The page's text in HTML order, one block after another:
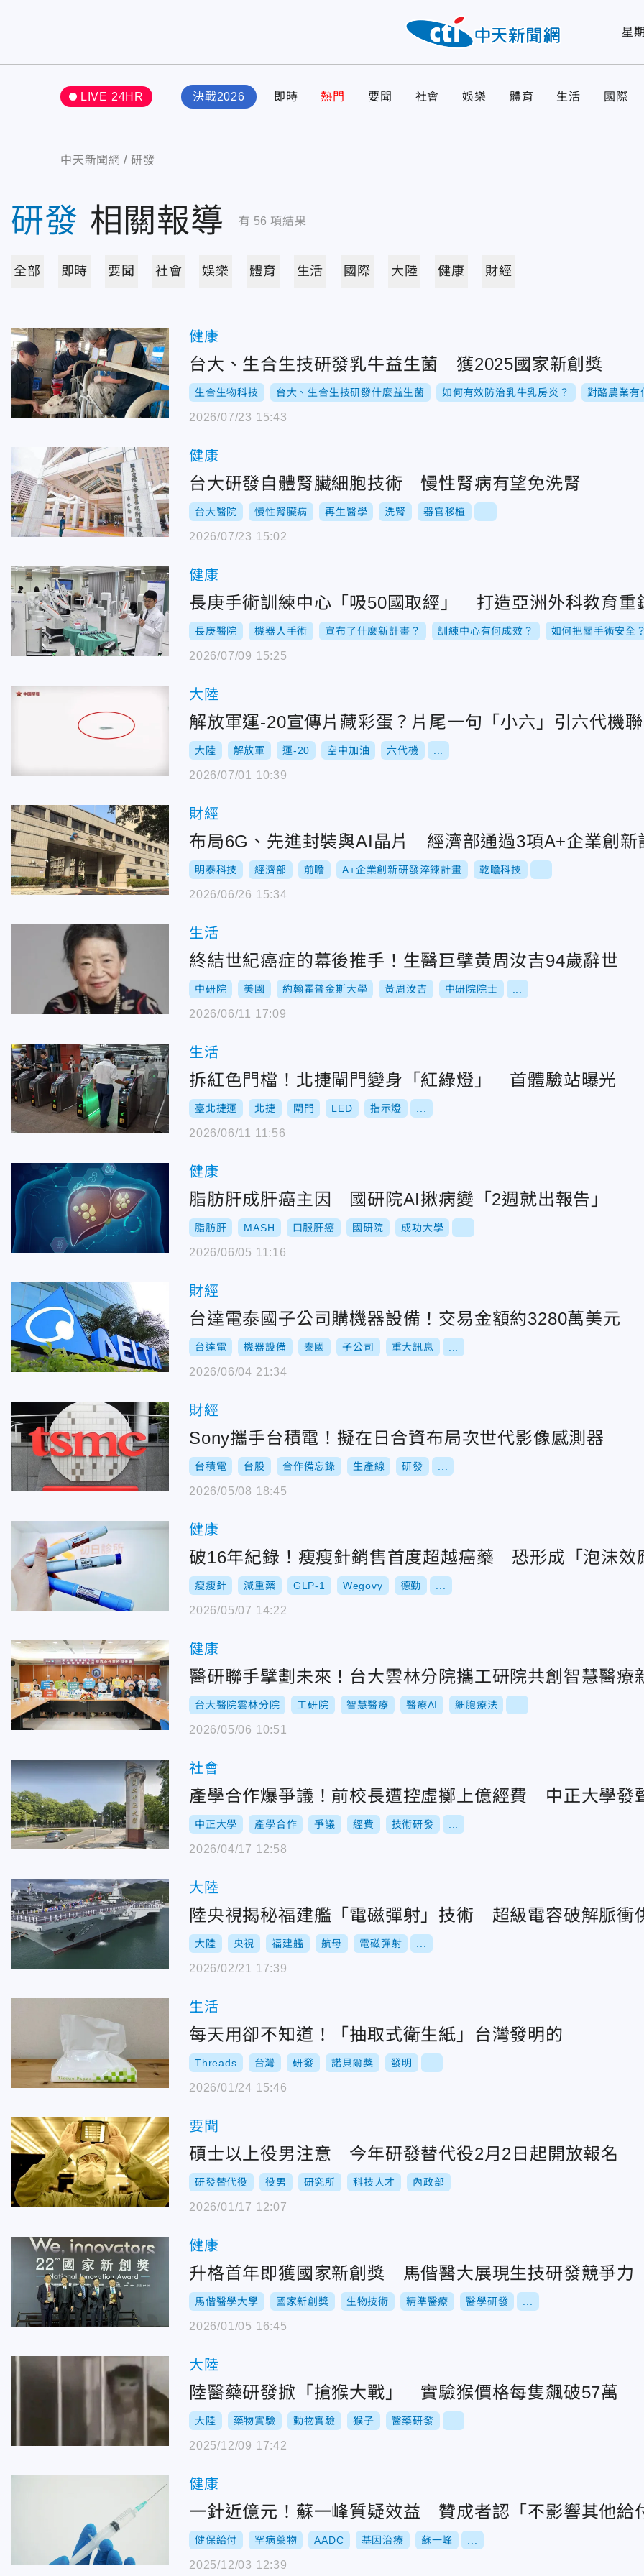
星
LIVE 24HR 決戰2026 即時 熱門 要聞 社會 娛樂 體育 生活 國際
中天新聞網 研發
研發 相關報導 有 56 項結果
全部 即時 要聞 社會 娛樂 體育 生活 國際 大陸 健康 財經
健康
台大、生合生技研發乳牛益生菌 獲2025國家新創獎
生合生物科技 台大、生合生技研發什麼益生菌 如何有效防治乳牛乳房炎？ 對酪農業有
2026/07/23 15:43
健康
台大研發自體腎臟細胞技術 慢性腎病有望免洗腎
台大醫院 慢性腎臟病 再生醫學 洗腎 器官移植
2026/07/23 15:02
健康
長庚手術訓練中心「吸50國取經」 打造亞洲外科教育重
長庚醫院 機器人手術 宣布了什麼新計畫？ 訓練中心有何成效？ 如何把關手術安全
2026/07/09 15:25
大陸
解放軍運-20宣傳片藏彩蛋？片尾一句「小六」引六代機
大陸 解放軍 運-20 空中加油 六代機
2026/07/01 10:39
財經
布局6G、先進封裝與AI晶片 經濟部通過3項A+企業創新
明泰科技 經濟部 前瞻 A+企業創新研發淬鍊計畫 乾瞻科技
2026/06/26 15:34
生活
終結世紀癌症的幕後推手！生醫巨擘黃周汝吉94歲辭世
中研院 美國 約翰霍普金斯大學 黃周汝吉 中研院院士
2026/06/11 17:09
生活
拆紅色門檔！北捷閘門變身「紅綠燈」 首體驗站曝光
臺北捷運 北捷 閘門 LED 指示燈
2026/06/11 11:56
健康
脂肪肝成肝癌主因 國研院AI揪病變「2週就出報告」
脂肪肝 MASH 口服肝癌 國研院 成功大學
2026/06/05 11:16
財經
台達電泰國子公司購機器設備！交易金額約3280萬美元
台達電 機器設備 泰國 子公司 重大訊息
2026/06/04 21:34
財經
Sony攜手台積電！擬在日合資布局次世代影像感測器
台積電 台股 合作備忘錄 生產線 研發
2026/05/08 18:45
健康
破16年紀錄！瘦瘦針銷售首度超越癌藥 恐形成「泡沫效
瘦瘦針 減重藥 GLP-1 Wegovy 德勤
2026/05/07 14:22
健康
醫研聯手擘劃未來！台大雲林分院攜工研院共創智慧醫療
台大醫院雲林分院 工研院 智慧醫療 醫療AI 細胞療法
2026/05/06 10:51
社會
產學合作爆爭議！前校長遭控虛擲上億經費 中正大學發
中正大學 產學合作 爭議 經費 技術研發
2026/04/17 12:58
大陸
陸央視揭秘福建艦「電磁彈射」技術 超級電容破解脈衝
大陸 央視 福建艦 航母 電磁彈射
2026/02/21 17:39
生活
每天用卻不知道！「抽取式衛生紙」台灣發明的
Threads 台灣 研發 諾貝爾獎 發明
2026/01/24 15:46
要聞
碩士以上役男注意 今年研發替代役2月2日起開放報名
研發替代役 役男 研究所 科技人才 內政部
2026/01/17 12:07
健康
升格首年即獲國家新創獎 馬偕醫大展現生技研發競爭力
馬偕醫學大學 國家新創獎 生物技術 精準醫療 醫學研發
2026/01/05 16:45
大陸
陸醫藥研發掀「搶猴大戰」 實驗猴價格每隻飆破57萬
大陸 藥物實驗 動物實驗 猴子 醫藥研發
2025/12/09 17:42
健康
一針近億元！蘇一峰質疑效益 贊成者認「不影響其他給
健保給付 罕病藥物 AADC 基因治療 蘇一峰
2025/12/03 12:39